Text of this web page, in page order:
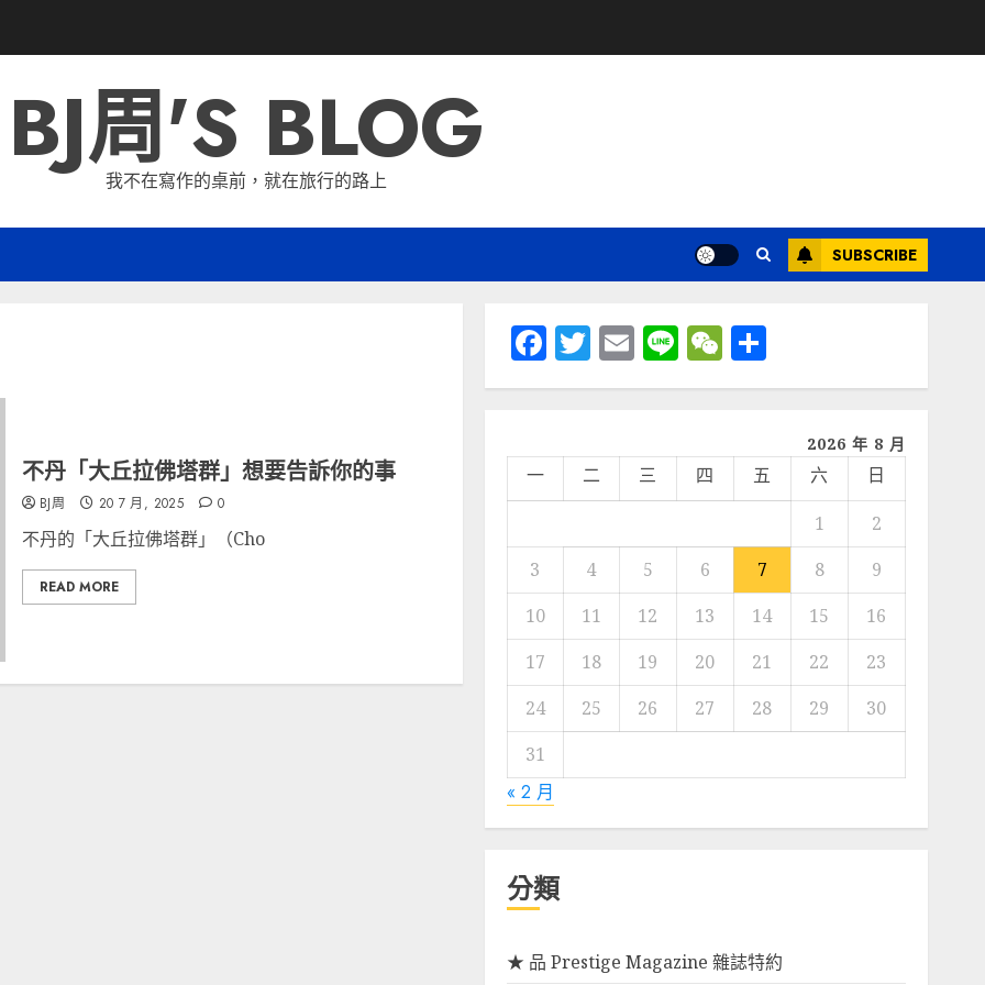
BJ周'S BLOG
我不在寫作的桌前，就在旅行的路上
SUBSCRIBE
不丹「大丘拉佛塔群」想要告訴你的事
BJ周 20 7 月, 2025 0
不丹的「大丘拉佛塔群」（Cho
READ MORE
Facebook
Twitter
Email
LineWeChat
分
享
2026 年 8 月
一 二 三 四 五 六
日
1
2
3
4 5 6 7 8
9
10
11 12 13 14 15
16
17
18 19 20 21 22
23
24
25 26 27 28 29
30
31
« 2 月
分類
★ 品 Prestige Magazine 雜誌特約